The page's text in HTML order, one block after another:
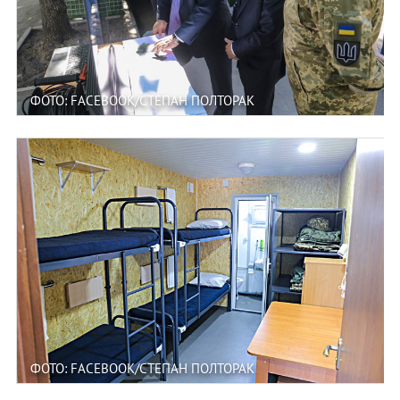
ФОТО: FACEBOOK/СТЕПАН ПОЛТОРАК
ФОТО: FACEBOOK/СТЕПАН ПОЛТОРАК